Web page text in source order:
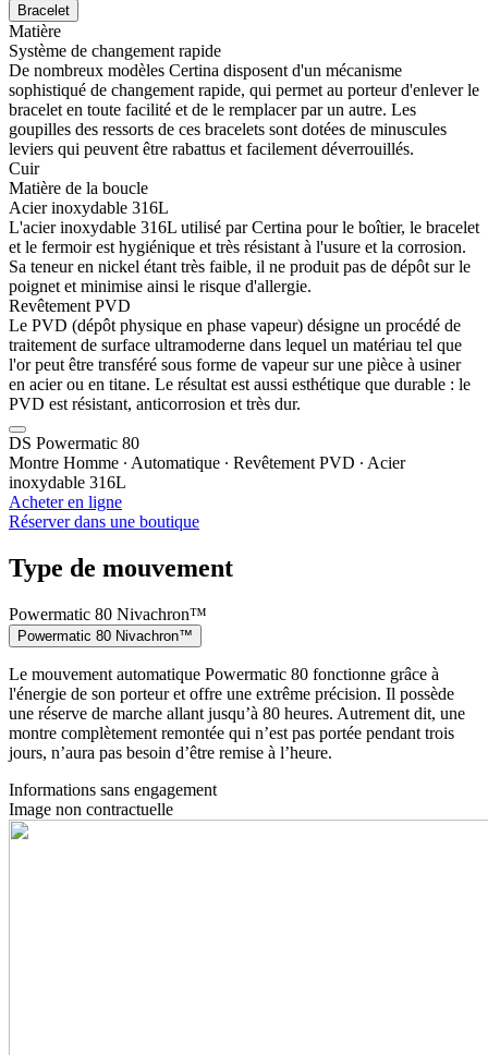
Bracelet
Matière
Système de changement rapide
De nombreux modèles Certina disposent d'un mécanisme
sophistiqué de changement rapide, qui permet au porteur d'enlever le
bracelet en toute facilité et de le remplacer par un autre. Les
goupilles des ressorts de ces bracelets sont dotées de minuscules
leviers qui peuvent être rabattus et facilement déverrouillés.
Cuir
Matière de la boucle
Acier inoxydable 316L
L'acier inoxydable 316L utilisé par Certina pour le boîtier, le bracelet
et le fermoir est hygiénique et très résistant à l'usure et la corrosion.
Sa teneur en nickel étant très faible, il ne produit pas de dépôt sur le
poignet et minimise ainsi le risque d'allergie.
Revêtement PVD
Le PVD (dépôt physique en phase vapeur) désigne un procédé de
traitement de surface ultramoderne dans lequel un matériau tel que
l'or peut être transféré sous forme de vapeur sur une pièce à usiner
en acier ou en titane. Le résultat est aussi esthétique que durable : le
PVD est résistant, anticorrosion et très dur.
DS Powermatic 80
Montre Homme ∙ Automatique ∙ Revêtement PVD ∙ Acier
inoxydable 316L
Acheter en ligne
Réserver dans une boutique
Type de mouvement
Powermatic 80 Nivachron™
Powermatic 80 Nivachron™
Le mouvement automatique Powermatic 80 fonctionne grâce à
l'énergie de son porteur et offre une extrême précision. Il possède
une réserve de marche allant jusqu’à 80 heures. Autrement dit, une
montre complètement remontée qui n’est pas portée pendant trois
jours, n’aura pas besoin d’être remise à l’heure.
Informations sans engagement
Image non contractuelle